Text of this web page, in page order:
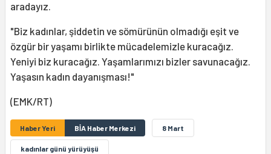
aradayız.
"Biz kadınlar, şiddetin ve sömürünün olmadığı eşit ve
özgür bir yaşamı birlikte mücadelemizle kuracağız.
Yeniyi biz kuracağız. Yaşamlarımızı bizler savunacağız.
Yaşasın kadın dayanışması!"
(EMK/RT)
Haber Yeri BİA Haber Merkezi 8 Mart
kadınlar günü yürüyüşü